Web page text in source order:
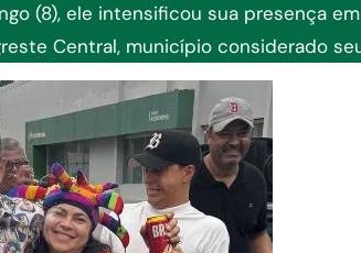
(8), ele intensificou sua presença
Central, município considerado